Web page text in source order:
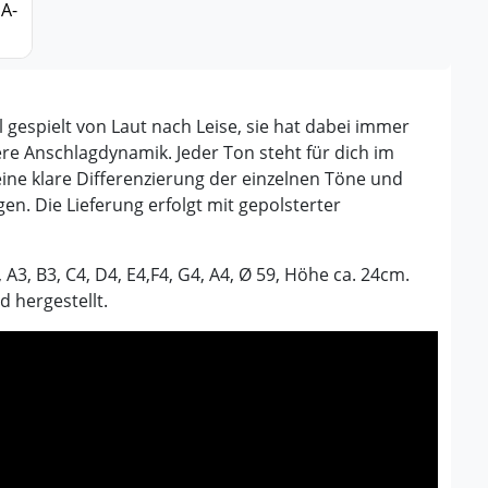
von Laut nach Leise, sie hat dabei immer
Anschlagdynamik. Jeder Ton steht für dich im
klare Differenzierung der einzelnen Töne und
Die Lieferung erfolgt mit gepolsterter
B3, C4, D4, E4,F4, G4, A4, Ø 59, Höhe ca. 24cm.
hergestellt.